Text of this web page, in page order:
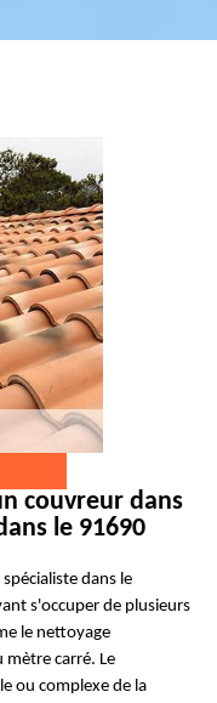
couvreur dans
le 91690
dans le
s'occuper de plusieurs
le nettoyage
carré. Le
ou complexe de la